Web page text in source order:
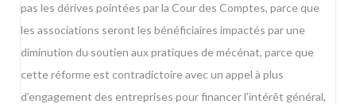
pas les dérives pointées par la Cour des Comptes, parce que
les associations seront les bénéficiaires impactés par une
diminution du soutien aux pratiques de mécénat, parce que
cette réforme est contradictoire avec un appel à plus
d’engagement des entreprises pour financer l’intérêt général,